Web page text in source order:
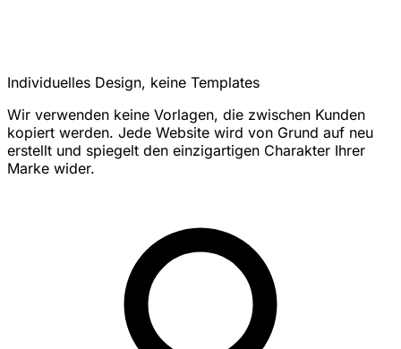
Individuelles Design, keine Templates
Wir verwenden keine Vorlagen, die zwischen Kunden
kopiert werden. Jede Website wird von Grund auf neu
erstellt und spiegelt den einzigartigen Charakter Ihrer
Marke wider.